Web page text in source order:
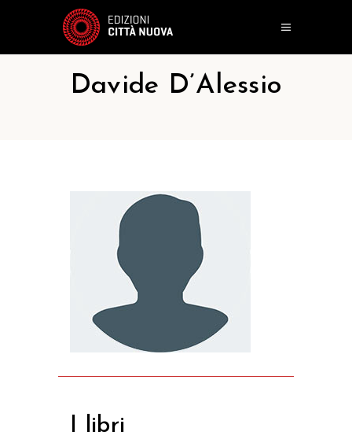
Davide D’Alessio
I libri